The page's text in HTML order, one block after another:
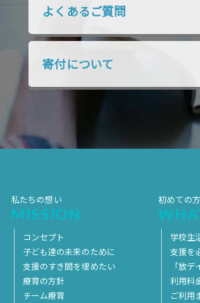
2018年7月 2018年6月
2018年4月 2018年3月
2018年1月 2017年12月
2017年10月 2017年9月
2017年4月
よくあるご質問
寄付について
私たちの想い
MISSION
コンセプト
子ども達の未来のために
支援のすき間を埋めたい
療育の方針
チーム療育
初めての
学校生
支援を
「放デ
利用料
ご利用